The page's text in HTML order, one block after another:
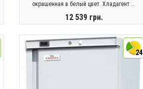
окрашенная в белый цвет. Хладагент ..
12 539 грн.
ЗАКОНЧИЛСЯ
24